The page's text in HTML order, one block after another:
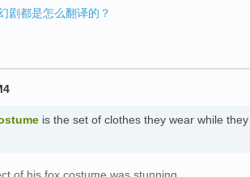
剧都是怎么翻译的？
is the set of clothes they wear while they